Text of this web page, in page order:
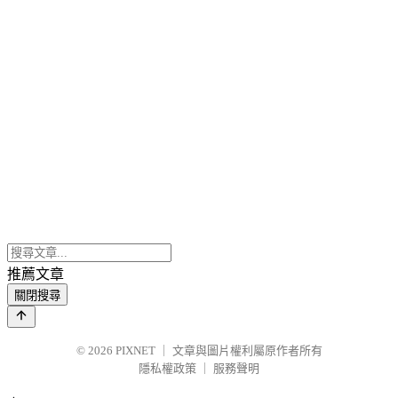
推薦文章
關閉搜尋
© 2026 PIXNET
文章與圖片權利屬原作者所有
隱私權政策
服務聲明